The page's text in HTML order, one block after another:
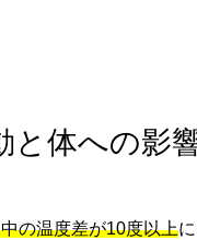
と体への影
の温度差が10度以上